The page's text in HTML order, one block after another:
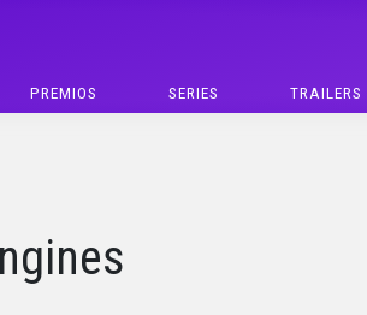
PREMIOS SERIES TRAILERS